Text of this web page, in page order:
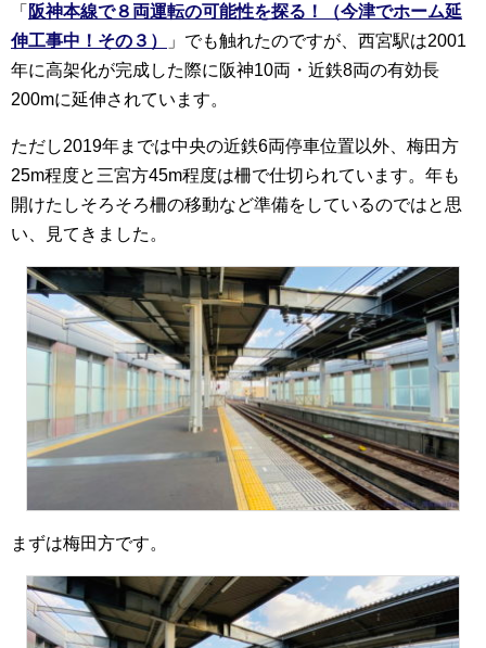
「 阪神本線で８両運転の可能性を探る！（今津でホーム延
伸工事中！その３）
」でも触れたのですが、西宮駅は2001
年に高架化が完成した際に阪神10両・近鉄8両の有効長
200mに延伸されています。
ただし2019年までは中央の近鉄6両停車位置以外、梅田方
25m程度と三宮方45m程度は柵で仕切られています。年も
開けたしそろそろ柵の移動など準備をしているのではと思
い、見てきました。
まずは梅田方です。